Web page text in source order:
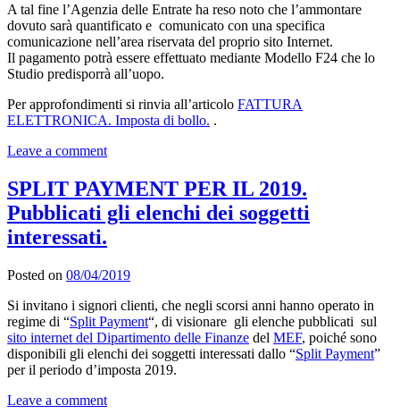
A tal fine l’Agenzia delle Entrate ha reso noto che l’ammontare
dovuto sarà quantificato e comunicato con una specifica
comunicazione nell’area riservata del proprio sito Internet.
Il pagamento potrà essere effettuato mediante Modello F24 che lo
Studio predisporrà all’uopo.
Per approfondimenti si rinvia all’articolo FATTURA
ELETTRONICA. Imposta di bollo. .
Leave a comment
SPLIT PAYMENT PER IL 2019.
Pubblicati gli elenchi dei soggetti
interessati.
Posted on 08/04/2019
Si invitano i signori clienti, che negli scorsi anni hanno operato in
regime di “Split Payment“, di visionare gli elenche pubblicati sul
sito internet del Dipartimento delle Finanze del MEF, poiché sono
disponibili gli elenchi dei soggetti interessati dallo “Split Payment”
per il periodo d’imposta 2019.
Leave a comment